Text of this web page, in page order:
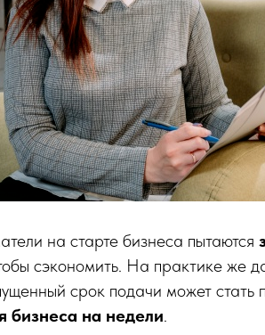
на старте бизнеса пытаются
сэкономить. На практике же
срок подачи может стать
бизнеса на недели.